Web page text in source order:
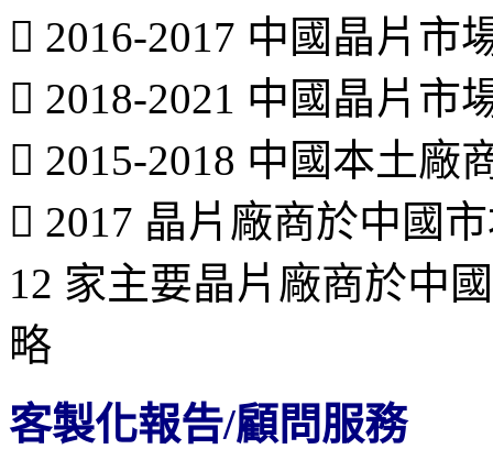
 2016-2017 中國晶片市
 2018-2021 中國晶片市
 2015-2018 中國本土廠
 2017 晶片廠商於中國
12 家主要晶片廠商於中
略
客製化報告/顧問服務